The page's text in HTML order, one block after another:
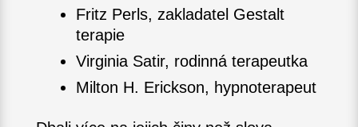
Fritz Perls, zakladatel Gestalt
terapie
Virginia Satir, rodinná terapeutka
Milton H. Erickson, hypnoterapeut